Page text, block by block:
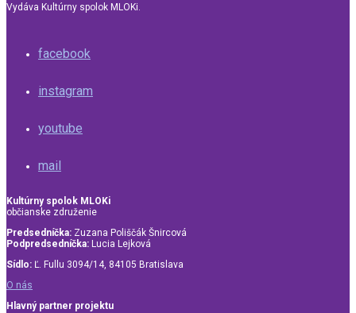
Vydáva Kultúrny spolok MLOKi.
facebook
instagram
youtube
mail
Kultúrny spolok MLOKi
občianske združenie
Predsedníčka: Zuzana Poliščák Šnircová
Podpredsedníčka: Lucia Lejková
Sídlo: Ľ. Fullu 3094/14, 84105 Bratislava
O nás
Hlavný partner projektu